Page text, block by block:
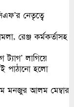
নেতৃত্বে
রেঞ্জ কর্মকর্তাসহ
ট্যাগ’ লাগিয়ে
পাঠানো হলো
মনজুর আলম মেম্বার